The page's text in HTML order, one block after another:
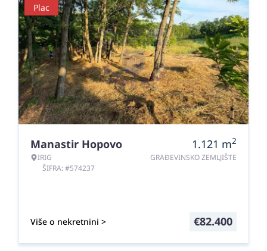
Plac
Manastir Hopovo
IRIG
ŠIFRA: #574237
1.121 m2
GRAĐEVINSKO ZEMLJIŠTE
Više o nekretnini > €82.400